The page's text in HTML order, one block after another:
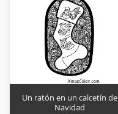
Un ratón en un calcetín de
Navidad